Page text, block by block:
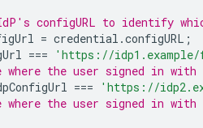
configURL to identify
= credential .configURL ;
===
'https://
where the user signed in with
===
'https://
where the user signed in with